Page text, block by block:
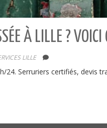
À LILLE ?
LILLE
Serruriers certifiés, devis